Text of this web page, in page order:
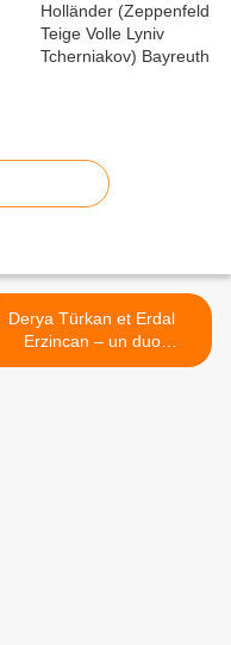
Derya Türkan et Erdal
Erzincan – un duo
– Théâtre de la